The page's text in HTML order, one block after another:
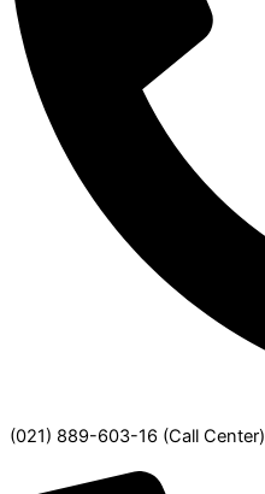
(021) 889-603-16 (Call Center)